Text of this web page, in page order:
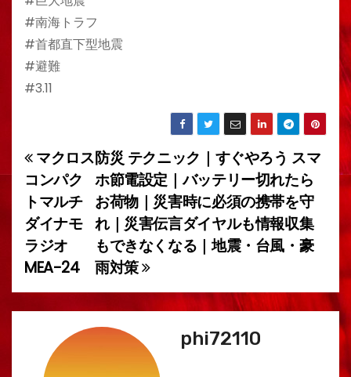
#南海トラフ
#首都直下型地震
#避難
#3.11
投
稿
ナ
ビ
ゲ
シ
防災 テクニック｜すぐやろう スマ
ホ節電設定｜バッテリー切れたら
お荷物｜災害時に必須の携帯を守
れ｜災害伝言ダイヤルも情報収集
もできなくなる｜地震・台風・豪
雨対策
マクロス
コンパク
トマルチ
ダイナモ
ラジオ
MEA-24
phi72110